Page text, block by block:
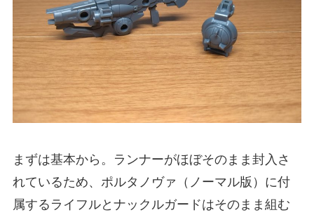
まずは基本から。ランナーがほぼそのまま封入さ
れているため、ポルタノヴァ（ノーマル版）に付
属するライフルとナックルガードはそのまま組む